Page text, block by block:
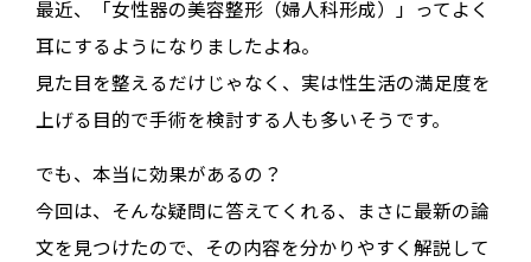
最近、「女性器の美容整形（婦人科形成）
」ってよく
耳にするようになりましたよね。
見た目を整えるだけじゃなく、実は性生活の満足度を
上げる目的で手術を検討する人も多いそうです。
でも、本当に効果があるの？
今回は、そんな疑問に答えてくれる、まさに最新の論
文を見つけたので、その内容を分かりやすく解説して